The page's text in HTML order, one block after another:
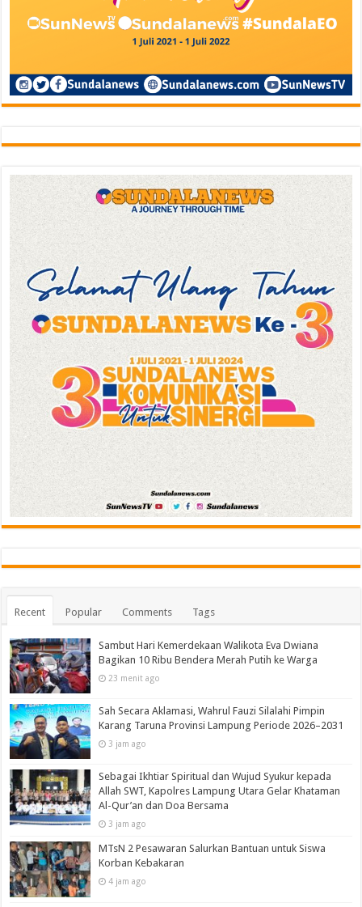
Recent Popular Comments Tags
Sambut Hari Kemerdekaan Walikota Eva Dwiana
Bagikan 10 Ribu Bendera Merah Putih ke Warga
23 menit ago
Sah Secara Aklamasi, Wahrul Fauzi Silalahi Pimpin
Karang Taruna Provinsi Lampung Periode 2026–2031
3 jam ago
Sebagai Ikhtiar Spiritual dan Wujud Syukur kepada
Allah SWT, Kapolres Lampung Utara Gelar Khataman
Al-Qur’an dan Doa Bersama
3 jam ago
MTsN 2 Pesawaran Salurkan Bantuan untuk Siswa
Korban Kebakaran
4 jam ago